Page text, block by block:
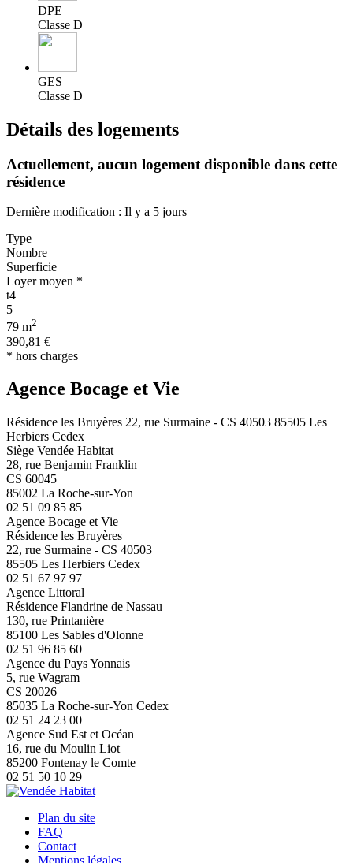
DPE
Classe D
GES
Classe D
Détails des logements
Actuellement, aucun logement disponible dans cette
résidence
Dernière modification : Il y a 5 jours
Type
Nombre
Superficie
Loyer moyen *
t4
5
79 m2
390,81 €
* hors charges
Agence Bocage et Vie
Résidence les Bruyères 22, rue Surmaine - CS 40503 85505 Les
Herbiers Cedex
Siège Vendée Habitat
28, rue Benjamin Franklin
CS 60045
85002 La Roche-sur-Yon
02 51 09 85 85
Agence Bocage et Vie
Résidence les Bruyères
22, rue Surmaine - CS 40503
85505 Les Herbiers Cedex
02 51 67 97 97
Agence Littoral
Résidence Flandrine de Nassau
130, rue Printanière
85100 Les Sables d'Olonne
02 51 96 85 60
Agence du Pays Yonnais
5, rue Wagram
CS 20026
85035 La Roche-sur-Yon Cedex
02 51 24 23 00
Agence Sud Est et Océan
16, rue du Moulin Liot
85200 Fontenay le Comte
02 51 50 10 29
Plan du site
FAQ
Contact